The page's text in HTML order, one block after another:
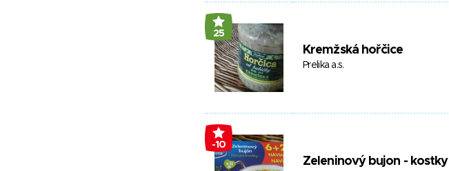
25
Kremžská hořčice
Prelika a.s.
-10
Zeleninový bujon - kostky